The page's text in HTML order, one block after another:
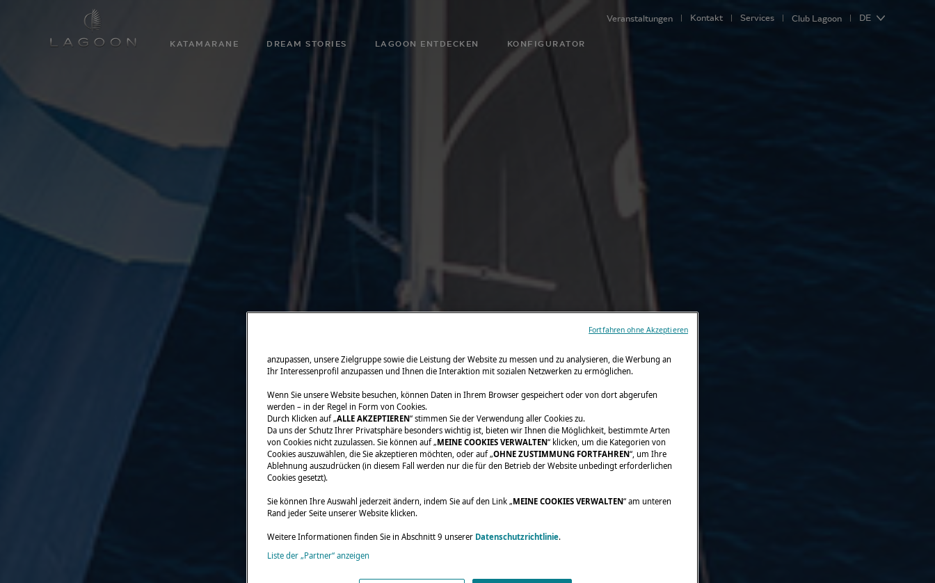
KATAMARANE DREAM STORIES LAGOON ENTDECKEN KONFIGURATOR
Veranstaltungen Kontakt Services Club Lagoon DE
anzupassen, unsere Zielgruppe sowie die Leistung der Website zu messen und zu analysieren, die Werbung an
Ihr Interessenprofil anzupassen und Ihnen die Interaktion mit sozialen Netzwerken zu ermöglichen.
Wenn Sie unsere Website besuchen, können Daten in Ihrem Browser gespeichert oder von dort abgerufen
werden – in der Regel in Form von Cookies.
Durch Klicken auf „ALLE AKZEPTIEREN“ stimmen Sie der Verwendung aller Cookies zu.
Da uns der Schutz Ihrer Privatsphäre besonders wichtig ist, bieten wir Ihnen die Möglichkeit, bestimmte Arten
von Cookies nicht zuzulassen. Sie können auf „MEINE COOKIES VERWALTEN“ klicken, um die Kategorien von
Cookies auszuwählen, die Sie akzeptieren möchten, oder auf „OHNE ZUSTIMMUNG FORTFAHREN“, um Ihre
Ablehnung auszudrücken (in diesem Fall werden nur die für den Betrieb der Website unbedingt erforderlichen
Cookies gesetzt).
Sie können Ihre Auswahl jederzeit ändern, indem Sie auf den Link „MEINE COOKIES VERWALTEN“ am unteren
Rand jeder Seite unserer Website klicken.
Weitere Informationen finden Sie in Abschnitt 9 unserer Datenschutzrichtlinie.
Liste der „Partner“ anzeigen
Fortfahren ohne Akzeptieren